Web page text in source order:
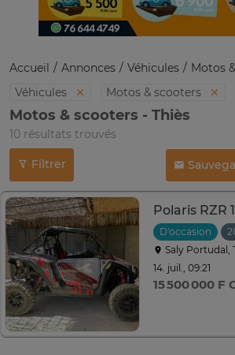
Accueil Annonces Véhicules Motos
Véhicules
Motos & scooters
Motos & scooters - Thiès
10 résultats trouvés
Filtrer
Polaris RZR
D'occasion
Saly Portudal,
14. juil., 09:21
15 500 000 F